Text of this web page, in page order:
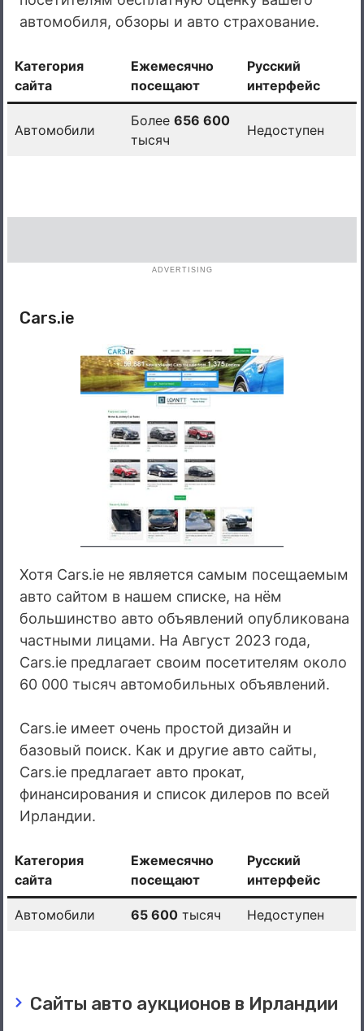
автомобиля, обзоры и авто страхование.
Категория
сайта
Ежемесячно
посещают
Русский
интерфейс
Автомобили
Более 656 600
тысяч
Недоступен
ADVERTISING
Cars.ie
Хотя Cars.ie не является самым посещаемым
авто сайтом в нашем списке, на нём
большинство авто объявлений опубликована
частными лицами. На Август 2023 года,
Cars.ie предлагает своим посетителям около
60 000 тысяч автомобильных объявлений.
Cars.ie имеет очень простой дизайн и
базовый поиск. Как и другие авто сайты,
Cars.ie предлагает авто прокат,
финансирования и список дилеров по всей
Ирландии.
Категория
сайта
Ежемесячно
посещают
Русский
интерфейс
Автомобили 65 600 тысяч Недоступен
Сайты авто аукционов в Ирландии